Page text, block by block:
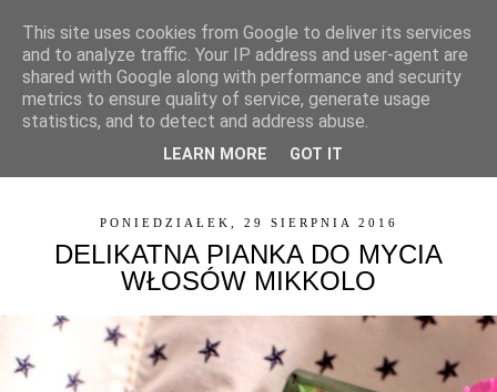
▼
PONIEDZIAŁEK, 29 SIERPNIA 2016
DELIKATNA PIANKA DO MYCIA
WŁOSÓW MIKKOLO
This site uses cookies from Google to deliver its services
and to analyze traffic. Your IP address and user-agent are
shared with Google along with performance and security
metrics to ensure quality of service, generate usage
statistics, and to detect and address abuse.
LEARN MORE GOT IT